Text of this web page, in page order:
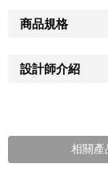
商品規格
設計師介紹
相關產